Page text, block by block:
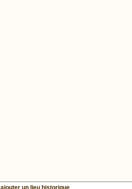
ajouter un lieu historique